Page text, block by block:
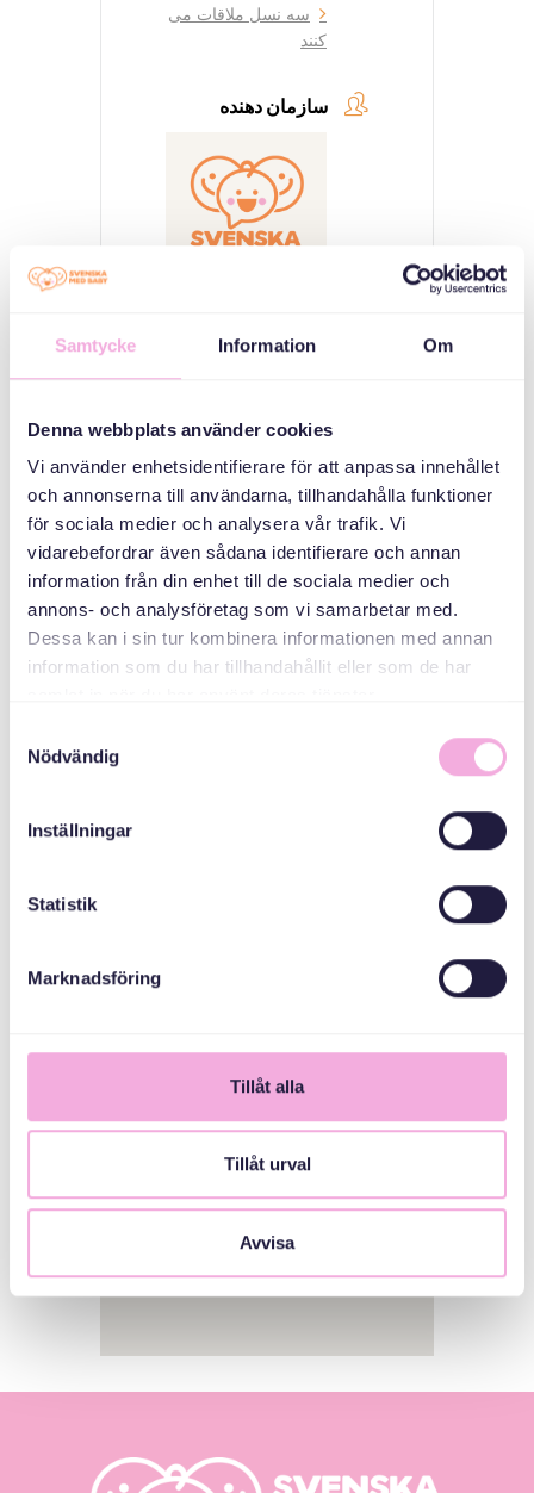
Samtycke Information Om
Denna webbplats använder cookies
Vi använder enhetsidentifierare för att anpassa innehållet
och annonserna till användarna, tillhandahålla funktioner
för sociala medier och analysera vår trafik. Vi
vidarebefordrar även sådana identifierare och annan
information från din enhet till de sociala medier och
annons- och analysföretag som vi samarbetar med.
Dessa kan i sin tur kombinera informationen med annan
information som du har tillhandahållit eller som de har
Nödvändig
Inställningar
Statistik
Marknadsföring
Tillåt alla
Tillåt urval
Avvisa
سه نسل ملاقات می
کنند
سازمان دهنده
Svenska med baby
MEDARRANGÖRER
Allmänna
arvsfonden